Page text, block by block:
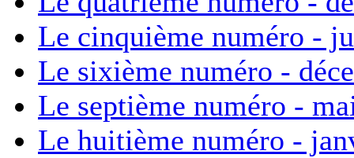
Le cinquième numéro -
Le sixième numéro -
Le septième numéro -
Le huitième numéro -